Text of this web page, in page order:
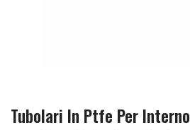
Tubolari In Ptfe Per Interno